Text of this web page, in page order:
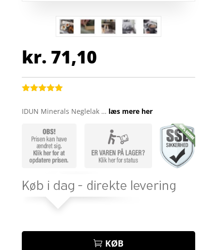
kr. 71,10
ud af 5
kundebedøm
melser
IDUN Minerals Neglelak … læs mere her
KØB